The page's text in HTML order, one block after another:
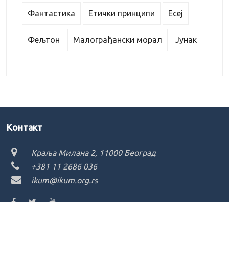
Фантастика Етички принципи Есеј
Фељтон Малограђански морал Јунак
Kонтакт
Краља Милана 2, 11000 Београд
+381 11 2686 036
ikum@ikum.org.rs